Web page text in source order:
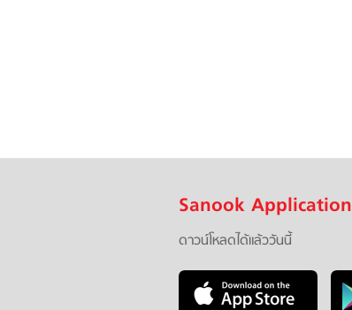
Sanook Application
ดาวน์โหลดได้แล้ววันนี้